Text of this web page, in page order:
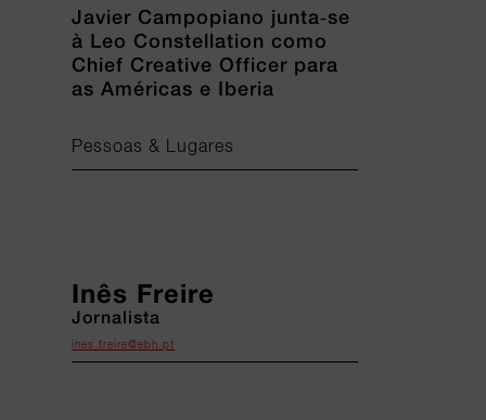
Javier Campopiano junta-se
à Leo Constellation como
Chief Creative Officer para
as Américas e Iberia
Pessoas & Lugares
Inês Freire
Jornalista
ines.freire@ebh.pt